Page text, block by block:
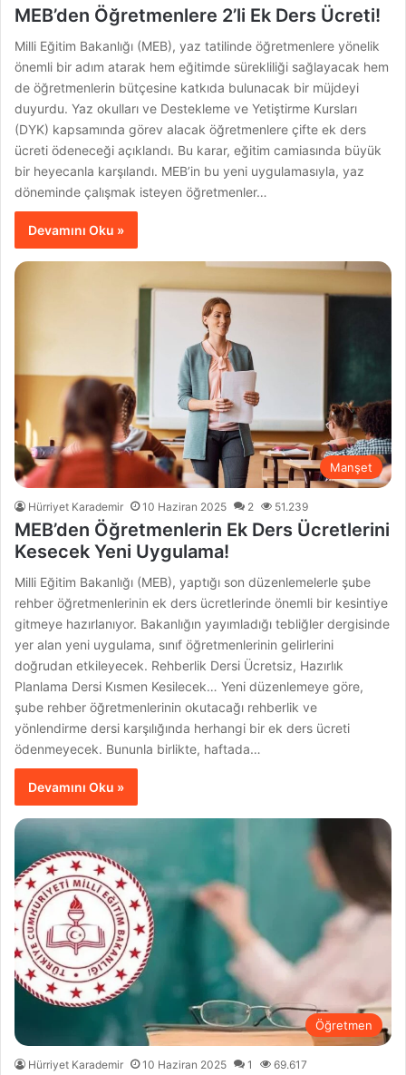
MEB’den Öğretmenlere 2’li Ek Ders Ücreti!
Milli Eğitim Bakanlığı (MEB), yaz tatilinde öğretmenlere yönelik
önemli bir adım atarak hem eğitimde sürekliliği sağlayacak hem
de öğretmenlerin bütçesine katkıda bulunacak bir müjdeyi
duyurdu. Yaz okulları ve Destekleme ve Yetiştirme Kursları
(DYK) kapsamında görev alacak öğretmenlere çifte ek ders
ücreti ödeneceği açıklandı. Bu karar, eğitim camiasında büyük
bir heyecanla karşılandı. MEB’in bu yeni uygulamasıyla, yaz
döneminde çalışmak isteyen öğretmenler…
Devamını Oku »
Manşet
Hürriyet Karademir 10 Haziran 2025 2 51.239
MEB’den Öğretmenlerin Ek Ders Ücretlerini
Kesecek Yeni Uygulama!
Milli Eğitim Bakanlığı (MEB), yaptığı son düzenlemelerle şube
rehber öğretmenlerinin ek ders ücretlerinde önemli bir kesintiye
gitmeye hazırlanıyor. Bakanlığın yayımladığı tebliğler dergisinde
yer alan yeni uygulama, sınıf öğretmenlerinin gelirlerini
doğrudan etkileyecek. Rehberlik Dersi Ücretsiz, Hazırlık
Planlama Dersi Kısmen Kesilecek… Yeni düzenlemeye göre,
şube rehber öğretmenlerinin okutacağı rehberlik ve
yönlendirme dersi karşılığında herhangi bir ek ders ücreti
ödenmeyecek. Bununla birlikte, haftada…
Devamını Oku »
Öğretmen
Hürriyet Karademir 10 Haziran 2025 1 69.617